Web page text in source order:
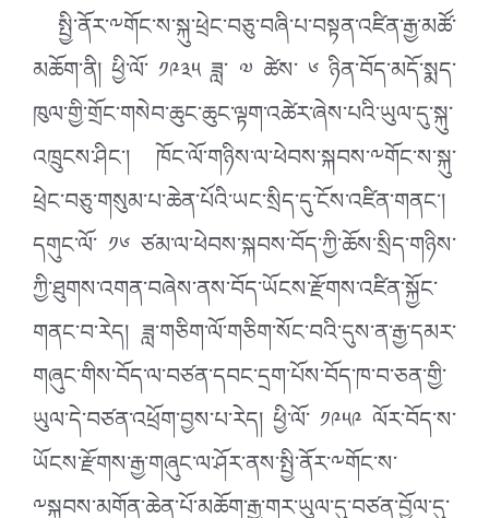
སྤྱི་ནོར་༸གོང་ས་སྐུ་ཕྲེང་བཅུ་བཞི་པ་བསྟན་འཛིན་རྒྱ་མཚོ་
མཆོག་ནི། ཕྱི་ལོ་ ༡༩༣༥ ཟླ་ ༧ ཚེས་ ༦ ཉིན་བོད་མདོ་སྨད་
ཁུལ་གྱི་གྲོང་གསེབ་ཆུང་ཆུང་ལྟག་འཚེར་ཞེས་པའི་ཡུལ་དུ་སྐུ་
འཁྲུངས་ཤིང་། ཁོང་ལོ་གཉིས་ལ་ཕེབས་སྐབས་༸གོང་ས་སྐུ་
ཕྲེང་བཅུ་གསུམ་པ་ཆེན་པོའི་ཡང་སྲིད་དུ་ངོས་འཛིན་གནང་།
དགུང་ལོ་ ༡༦ ཙམ་ལ་ཕེབས་སྐབས་བོད་ཀྱི་ཆོས་སྲིད་གཉིས་
ཀྱི་ཐུགས་འགན་བཞེས་ནས་བོད་ཡོངས་རྫོགས་འཛིན་སྐྱོང་
གནང་བ་རེད། ཟླ་གཅིག་ལོ་གཅིག་སོང་བའི་དུས་ན་རྒྱ་དམར་
གཞུང་གིས་བོད་ལ་བཙན་དབང་དྲག་པོས་བོད་ཁ་བ་ཅན་གྱི་
ཡུལ་དེ་བཙན་འཕྲོག་བྱས་པ་རེད། ཕྱི་ལོ་ ༡༩༥༩ ལོར་བོད་ས་
ཡོངས་རྫོགས་རྒྱ་གཞུང་ལ་ཤོར་ནས་སྤྱི་ནོར་༸གོང་ས་